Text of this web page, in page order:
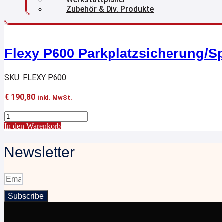
Zubehör & Div. Produkte
Flexy P600 Parkplatzsicherung/
SKU: FLEXY P600
€ 190,80 inkl. MwSt.
Flexy
P600
Parkplatzsicherung/Sperrpfosten
In den Warenkorb
Newsletter
Subscribe